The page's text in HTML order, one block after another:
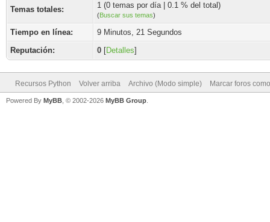
Temas totales: 1 (0 temas por día | 0.1 % del total)
(Buscar sus temas)
Tiempo en línea:
9 Minutos, 21 Segundos
Reputación:
0 [Detalles]
Recursos Python Volver arriba Archivo (Modo simple) Marcar foros
Powered By MyBB , © 2002-2026 MyBB Group